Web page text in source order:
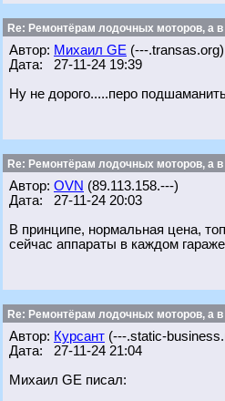
Re: Ремонтёрам лодочных моторов, а
Автор: Михаил GE (---.transas.org)
Дата: 27-11-24 19:39
Ну не дорого.....перо
Re: Ремонтёрам лодочных моторов, а
Автор: OVN (89.113.158.---)
Дата: 27-11-24 20:03
В принципе, нормальная цена,
сейчас аппараты в каждом
Re: Ремонтёрам лодочных моторов, а
Автор: Курсант (---.static-
Дата: 27-11-24 21:04
Михаил GE писал: